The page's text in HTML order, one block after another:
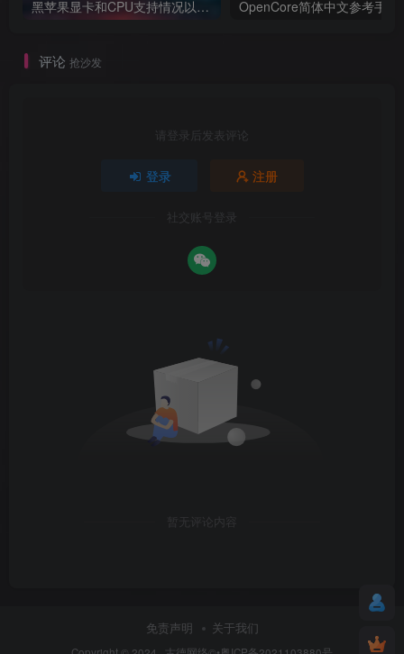
黑苹果显卡和CPU支持情况以及购买硬件防踩坑指南 OpenCore简体中文参考手册
评论 抢沙发
请登录后发表评论
登录 注册
社交账号登录
暂无评论内容
免责声明 关于我们